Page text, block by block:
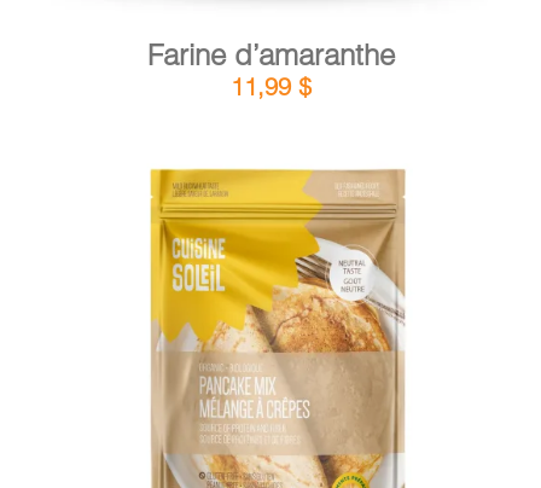
Farine d’amaranthe
11,99 $
AJOUTER AU PANIER